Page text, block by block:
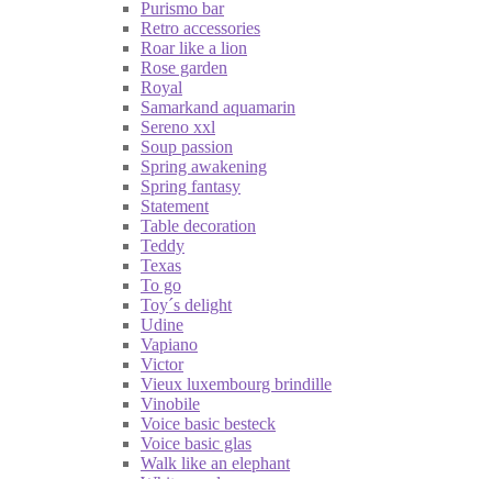
Purismo bar
Retro accessories
Roar like a lion
Rose garden
Royal
Samarkand aquamarin
Sereno xxl
Soup passion
Spring awakening
Spring fantasy
Statement
Table decoration
Teddy
Texas
To go
Toy´s delight
Udine
Vapiano
Victor
Vieux luxembourg brindille
Vinobile
Voice basic besteck
Voice basic glas
Walk like an elephant